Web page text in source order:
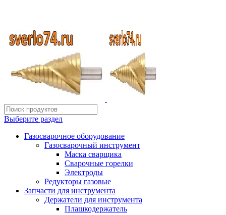
Выберите раздел
Газосварочное оборудование
Газосварочный инструмент
Маска сварщика
Сварочные горелки
Электроды
Редукторы газовые
Запчасти для инструмента
Держатели для инструмента
Плашкодержатель